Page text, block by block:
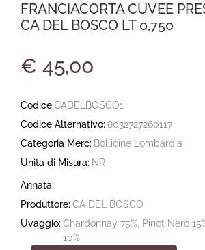
FRANCIACORTA CUVEE
CA DEL BOSCO LT 0,750
€ 45,00
CodiceCADELBOSCO1
Codice Alternativo: 8032727260117
Categoria Merc: Bollicine Lombardia
Unita di Misura: NR
Annata:
Produttore: CA DEL BOSCO
Uvaggio: Chardonnay 75%, Pinot Nero
10%